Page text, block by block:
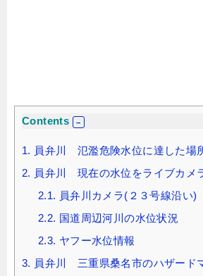
Contents
1. 員弁川 氾濫危険水位に達した場
2. 員弁川 現在の水位をライブカメ
2.1. 員弁川カメラ(２３号線沿い)
2.2. 国道周辺河川の水位状況
2.3. ヤフー水位情報
3. 員弁川 三重県桑名市のハザード